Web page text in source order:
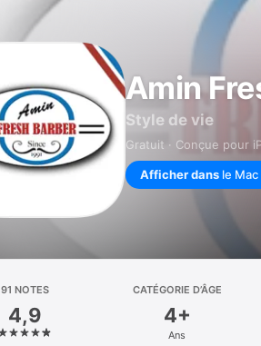
Amin
Style de vie
Gratuit · Conçue pour
Afficher dans le
91 NOTES
4,9
CATÉGORIE D’ÂGE
4+
Ans